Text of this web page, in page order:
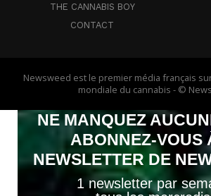
THE CANNABIS BOY
CONTACT
Newsweed est le premier média français
mondiale du cannabis - ©
NE MANQUEZ
ABONNEZ-VOUS
NEWSLETTER DE
1 newsletter par